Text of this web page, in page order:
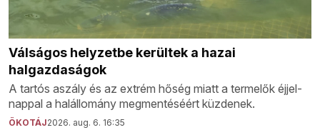
Válságos helyzetbe kerültek a hazai
halgazdaságok
A tartós aszály és az extrém hőség miatt a termelők éjjel-
nappal a halállomány megmentéséért küzdenek.
ÖKOTÁJ2026. aug. 6. 16:35